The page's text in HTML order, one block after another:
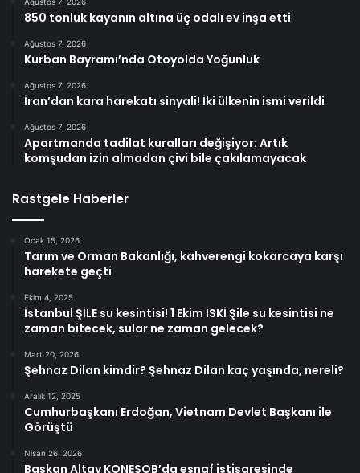
850 tonluk kayanın altına üç odalı ev inşa etti
Ağustos 7, 2026
Kurban Bayramı’nda Otoyolda Yoğunluk
Ağustos 7, 2026
İran’dan kara harekatı sinyali! İki ülkenin ismi verildi
Ağustos 7, 2026
Apartmanda tadilat kuralları değişiyor: Artık
komşudan izin almadan çivi bile çakılamayacak
Rastgele Haberler
Ocak 15, 2026
Tarım ve Orman Bakanlığı, kahverengi kokarcaya karşı
harekete geçti
Ekim 4, 2025
İstanbul ŞİLE su kesintisi! 1 Ekim İSKİ Şile su kesintisi ne
zaman bitecek, sular ne zaman gelecek?
Mart 20, 2026
Şehnaz Dilan kimdir? Şehnaz Dilan kaç yaşında, nereli?
Aralık 12, 2025
Cumhurbaşkanı Erdoğan, Vietnam Devlet Başkanı ile
Görüştü
Nisan 26, 2026
Başkan Altay KONESOB’da esnaf istişaresinde